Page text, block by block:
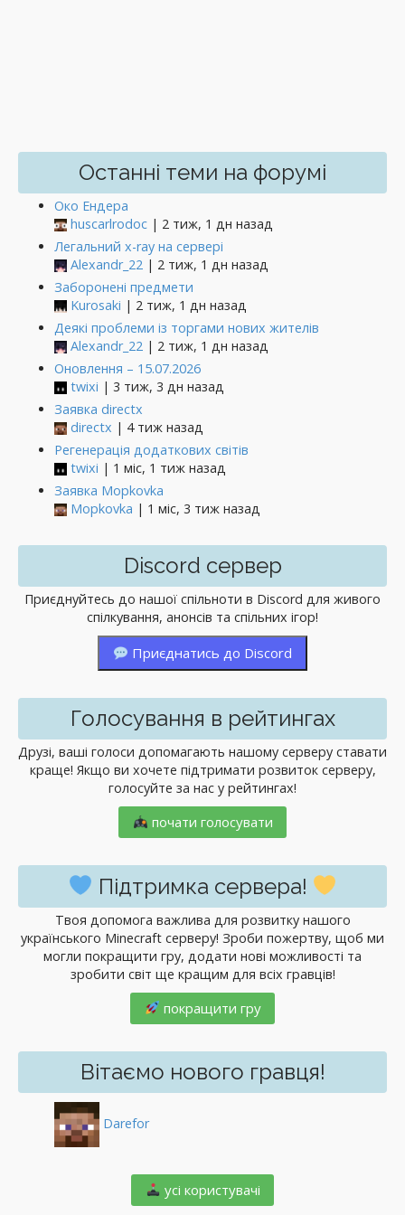
Останні теми на форумі
Око Ендера
huscarlrodoc | 2 тиж, 1 дн назад
Легальний x-ray на сервері
Alexandr_22 | 2 тиж, 1 дн назад
Заборонені предмети
Kurosaki | 2 тиж, 1 дн назад
Деякі проблеми із торгами нових жителів
Alexandr_22 | 2 тиж, 1 дн назад
Оновлення – 15.07.2026
twixi | 3 тиж, 3 дн назад
Заявка directx
directx | 4 тиж назад
Регенерація додаткових світів
twixi | 1 міс, 1 тиж назад
Заявка Mopkovka
Mopkovka | 1 міс, 3 тиж назад
Discord сервер
Приєднуйтесь до нашої спільноти в Discord для живого
спілкування, анонсів та спільних ігор!
Приєднатись до Discord
Голосування в рейтингах
Друзі, ваші голоси допомагають нашому серверу ставати
краще! Якщо ви хочете підтримати розвиток серверу,
голосуйте за нас у рейтингах!
почати голосувати
Підтримка сервера!
Твоя допомога важлива для розвитку нашого
українського Minecraft серверу! Зроби пожертву, щоб ми
могли покращити гру, додати нові можливості та
зробити світ ще кращим для всіх гравців!
покращити гру
Вітаємо нового гравця!
Darefor
️ усі користувачі